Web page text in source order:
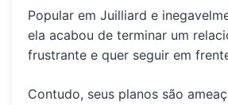
Popular em Juilliard e
ela acabou de terminar um
frustrante e quer seguir em
Contudo, seus planos são